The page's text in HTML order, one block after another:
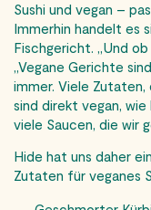
Sushi und vegan –
Immerhin handelt es
Fischgericht. „Und
„Vegane Gerichte
immer. Viele Zutaten,
sind direkt vegan,
viele Saucen, die wir
Hide hat uns daher
Zutaten für veganes